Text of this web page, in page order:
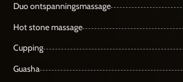
Duo ontspanningsmassage
Hot stone massage
Cupping
Guasha